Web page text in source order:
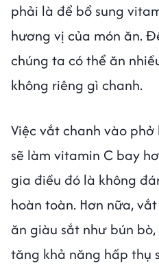
phải là để bổ sung
hương vị của món ăn.
chúng ta có thể ăn
không riêng gì chanh.
Việc vắt chanh vào
sẽ làm vitamin C bay
gia điều đó là không
hoàn toàn. Hơn nữa,
ăn giàu sắt như bún
tăng khả năng hấp thụ